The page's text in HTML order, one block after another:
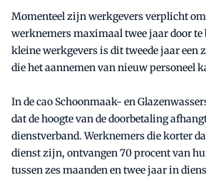
Momenteel zijn werkgevers verplicht
werknemers maximaal twee jaar door te
kleine werkgevers is dit tweede jaar een
die het aannemen van nieuw personeel
In de cao Schoonmaak- en
dat de hoogte van de doorbetaling
dienstverband. Werknemers die korter
dienst zijn, ontvangen 70 procent van
tussen zes maanden en twee jaar in